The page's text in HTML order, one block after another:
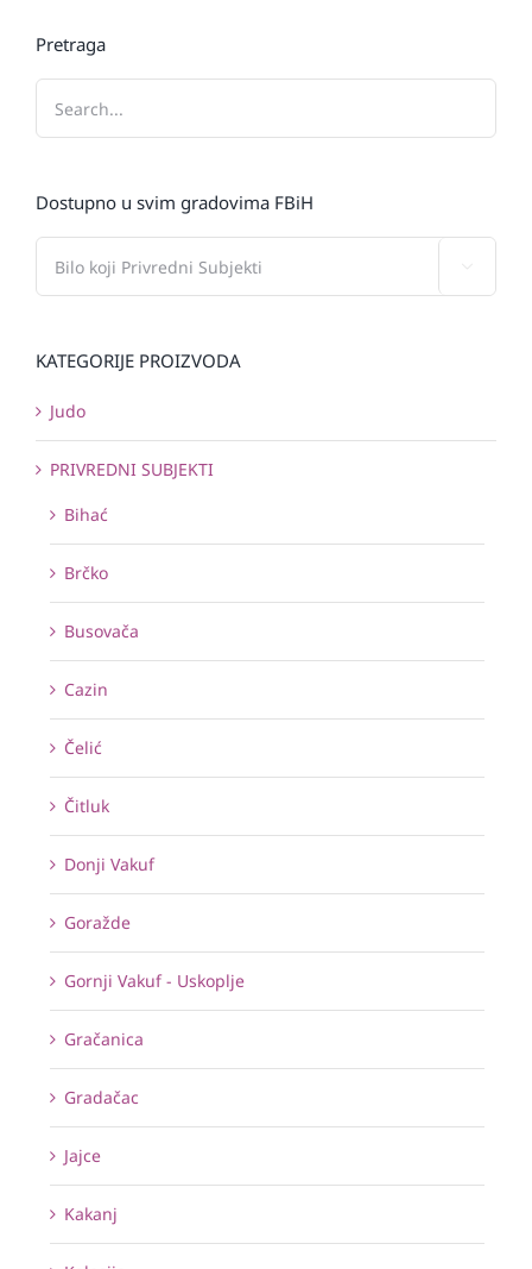
Pretraga
Dostupno u svim gradovima FBiH
KATEGORIJE PROIZVODA
Judo
PRIVREDNI SUBJEKTI
Bihać
Brčko
Busovača
Cazin
Čelić
Čitluk
Donji Vakuf
Goražde
Gornji Vakuf - Uskoplje
Gračanica
Gradačac
Jajce
Kakanj